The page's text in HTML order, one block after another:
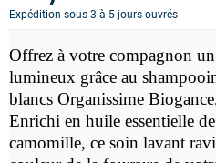
Expédition sous 3 à 5 jours ouvrés
Offrez à votre compagnon
lumineux grâce au
blancs Organissime
Enrichi en huile essentielle
camomille, ce soin lavant